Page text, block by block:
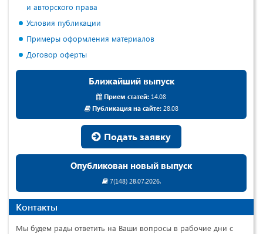
и авторского права
Условия публикации
Примеры оформления материалов
Договор оферты
Ближайший выпуск
Прием статей: 14.08
Публикация на сайте:28.08
Подать заявку
Опубликован новый выпуск
7(148) 28.07.2026.
Контакты
Мы будем рады ответить на Ваши вопросы в рабочие дни с